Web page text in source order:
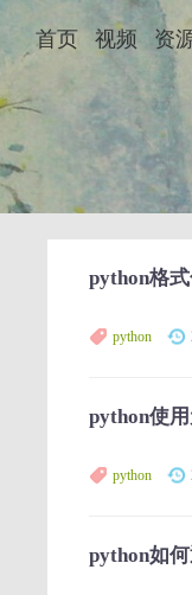
首页 视频 资
python格
python
python使
python
python如